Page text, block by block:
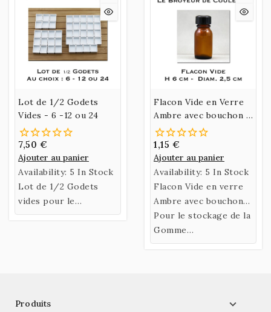
Lot de 1/2 Godets
Vides - 6 -12 ou 24
7,50 €
Ajouter au panier
Availability: 5 In Stock
Lot de 1/2 Godets
vides pour le
conditionnement de
Flacon Vide en Verre
Ambre avec bouchon -
15 ml
1,15 €
Ajouter au panier
Availability: 5 In Stock
Flacon Vide en verre
Ambre avec bouchon
Bakélite - 15 ml
Pour le stockage de la
Gomme
Ammoniaque liquide.
Produits 